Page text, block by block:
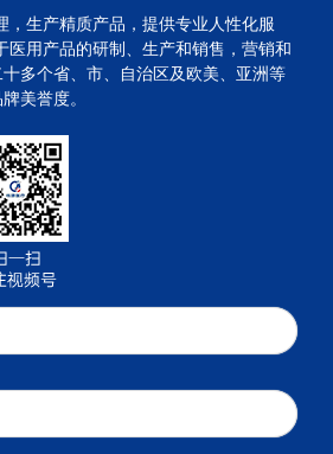
，生产精质产品，提供专业人性化服
医用产品的研制、生产和销售，营销和
多个省、市、自治区及欧美、亚洲等
美誉度。